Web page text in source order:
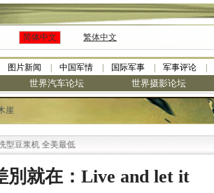
简体中文 繁体中文
图片新闻 中国军情 国际军事 军事评论
世界汽车论坛 世界摄影论坛
崖
浆机 全美最低
別就在：Live and let it